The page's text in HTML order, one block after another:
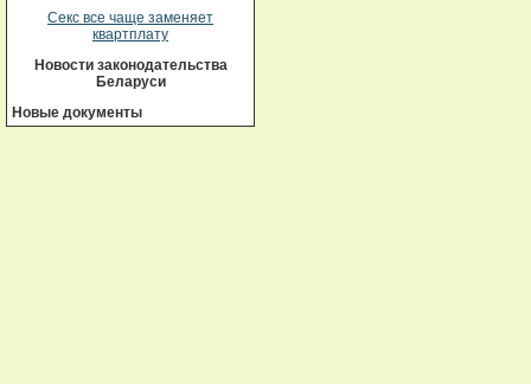
Секс все чаще заменяет
квартплату
Новости законодательства
Беларуси
Новые документы